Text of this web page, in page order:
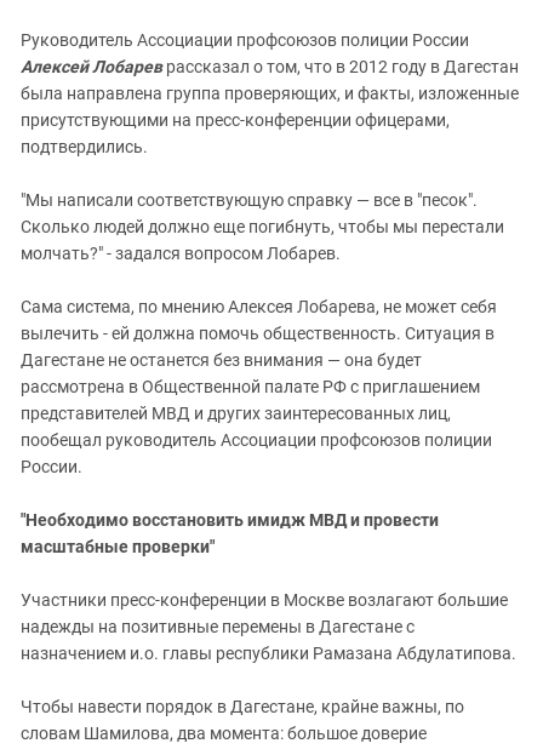
Руководитель Ассоциации профсоюзов полиции России
Алексей Лобареврассказал о том, что в 2012 году в Дагестан
была направлена группа проверяющих, и факты, изложенные
присутствующими на пресс-конференции офицерами,
подтвердились.
"Мы написали соответствующую справку — все в "песок".
Сколько людей должно еще погибнуть, чтобы мы перестали
молчать?" - задался вопросом Лобарев.
Сама система, по мнению Алексея Лобарева, не может себя
вылечить - ей должна помочь общественность. Ситуация в
Дагестане не останется без внимания — она будет
рассмотрена в Общественной палате РФ с приглашением
представителей МВД и других заинтересованных лиц,
пообещал руководитель Ассоциации профсоюзов полиции
России.
"Необходимо восстановить имидж МВД и провести
масштабные проверки"
Участники пресс-конференции в Москве возлагают большие
надежды на позитивные перемены в Дагестане с
назначением и.о. главы республики Рамазана Абдулатипова.
Чтобы навести порядок в Дагестане, крайне важны, по
словам Шамилова, два момента: большое доверие